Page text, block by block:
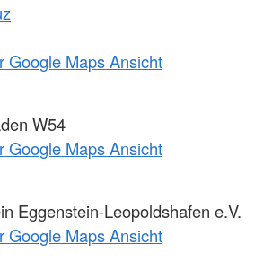
Google Maps Ansicht
W54
Google Maps Ansicht
Eggenstein-Leopoldshafen e.V.
Google Maps Ansicht